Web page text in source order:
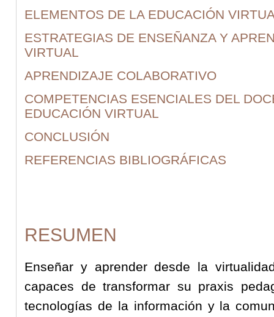
ELEMENTOS DE LA EDUCACIÓN
ESTRATEGIAS DE ENSEÑANZA Y
VIRTUAL
APRENDIZAJE COLABORATIVO
COMPETENCIAS ESENCIALES DEL
EDUCACIÓN VIRTUAL
CONCLUSIÓN
REFERENCIAS BIBLIOGRÁFICAS
RESUMEN
Enseñar y aprender desde la
capaces de transformar su praxis
tecnologías de la información y la